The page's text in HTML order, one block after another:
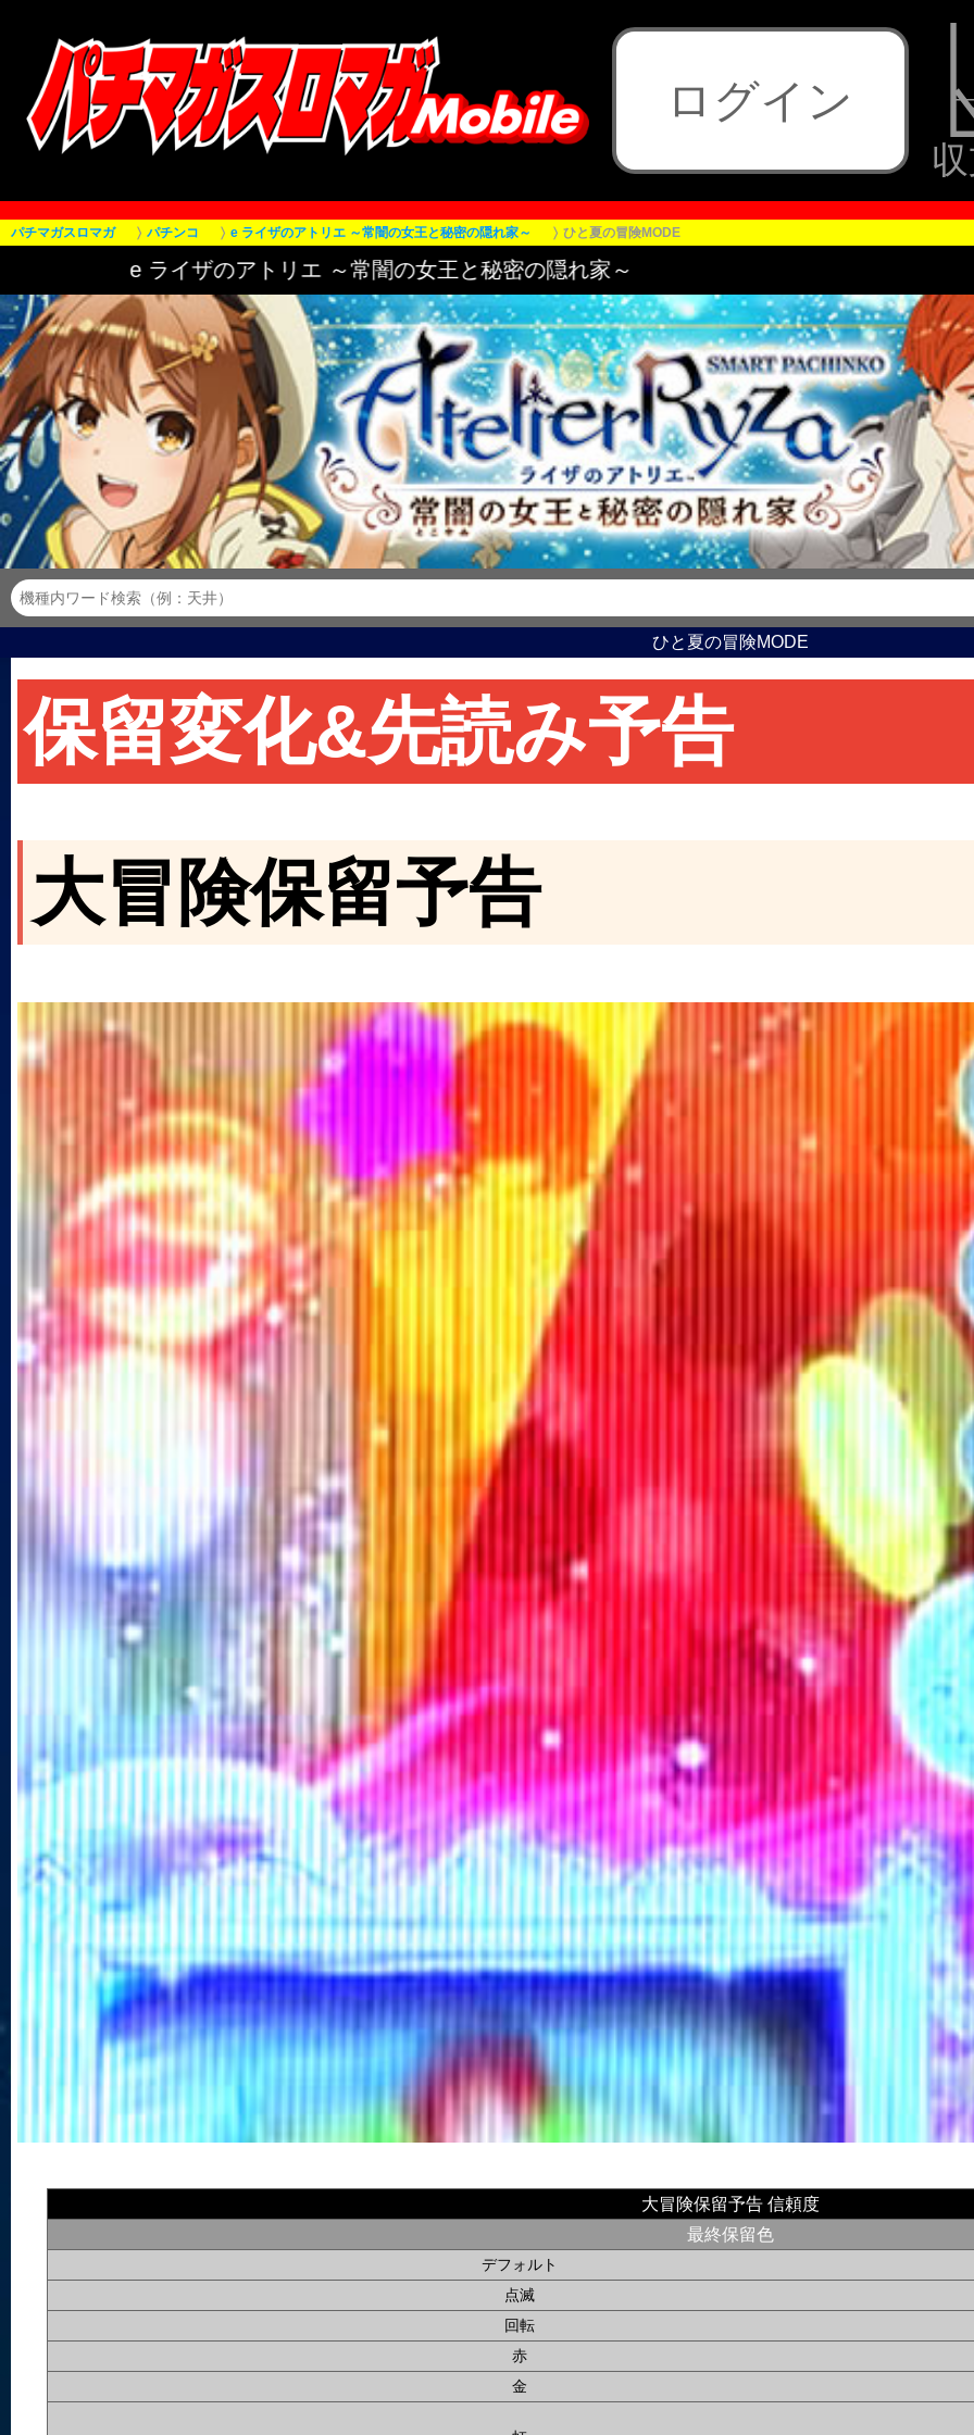
ログイン
パチマガスロマガ パチンコ e ライザのアトリエ ～常闇の女王と秘密の隠れ家～ ひと夏の冒険MODE
ひと夏の冒険MODE
保留変化&先読み予告
大冒険保留予告
大冒険保留予告 信頼度
最終保留色
デフォルト
点滅
回転
赤
金